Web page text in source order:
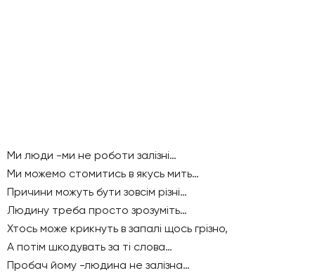
Ми люди -ми не роботи залізні…
Ми можемо стомитись в якусь мить…
Причини можуть бути зовсім різні…
Людину треба просто зрозуміть…
Хтось може крикнуть в запалі щось грізно,
А потім шкодувать за ті слова…
Пробач йому -людина не залізна…